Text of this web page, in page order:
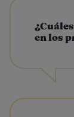
en los